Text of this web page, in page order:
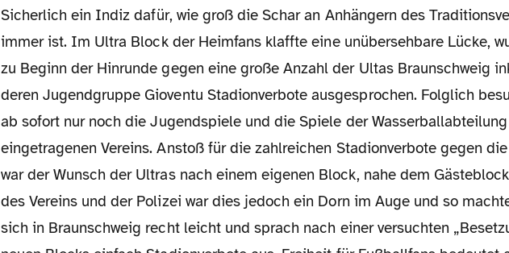
Sicherlich ein Indiz dafür, wie groß die Schar an Anhängern des
immer ist. Im Ultra Block der Heimfans klaffte eine unübersehbare Lücke,
zu Beginn der Hinrunde gegen eine große Anzahl der Ultas Braunschweig
deren Jugendgruppe Gioventu Stadionverbote ausgesprochen. Folglich
ab sofort nur noch die Jugendspiele und die Spiele der
eingetragenen Vereins. Anstoß für die zahlreichen Stadionverbote gegen
war der Wunsch der Ultras nach einem eigenen Block, nahe dem
des Vereins und der Polizei war dies jedoch ein Dorn im Auge und so
sich in Braunschweig recht leicht und sprach nach einer versuchten